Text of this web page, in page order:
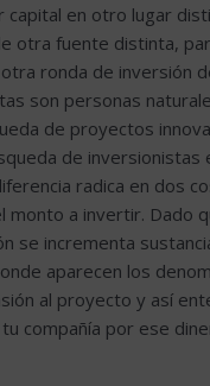
en otro lugar
otra fuente distinta,
ronda de inversión
son personas
de proyectos
de inversionistas
radica en dos
monto a invertir. Dado
se incrementa
aparecen los
al proyecto y así
compañía por ese